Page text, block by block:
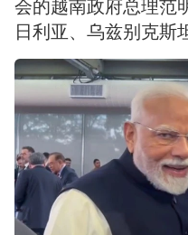
会的越南政府总理范
日利亚、乌兹别克斯